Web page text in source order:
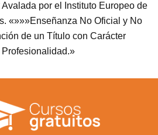
por el Instituto Europeo de
«»»»Enseñanza No Oficial y No
de un Título con Carácter